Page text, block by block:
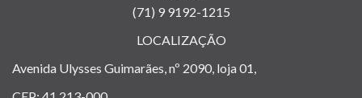
(71) 9 9192-1215
LOCALIZAÇÃO
Avenida Ulysses Guimarães, nº 2090, loja 01,